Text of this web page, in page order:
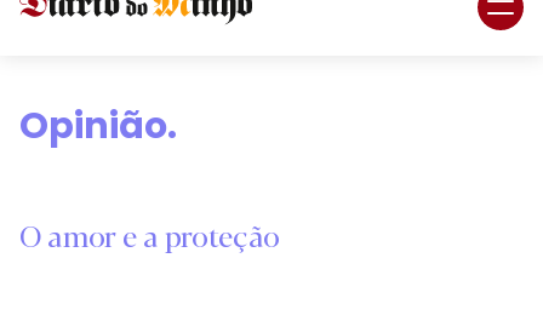
Opinião.
O amor e a proteção